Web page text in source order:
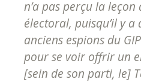
n’a pas perçu la leçon
électoral, puisqu’il y a
anciens espions du
pour se voir offrir un
[sein de son parti, le]